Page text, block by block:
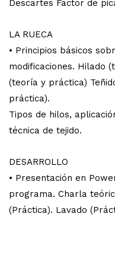
Descartes Factor de
LA RUECA
• Principios básicos
modificaciones. Hilado
(teoría y práctica)
práctica).
Tipos de hilos,
técnica de tejido.
DESARROLLO
• Presentación en
programa. Charla
(Práctica). Lavado